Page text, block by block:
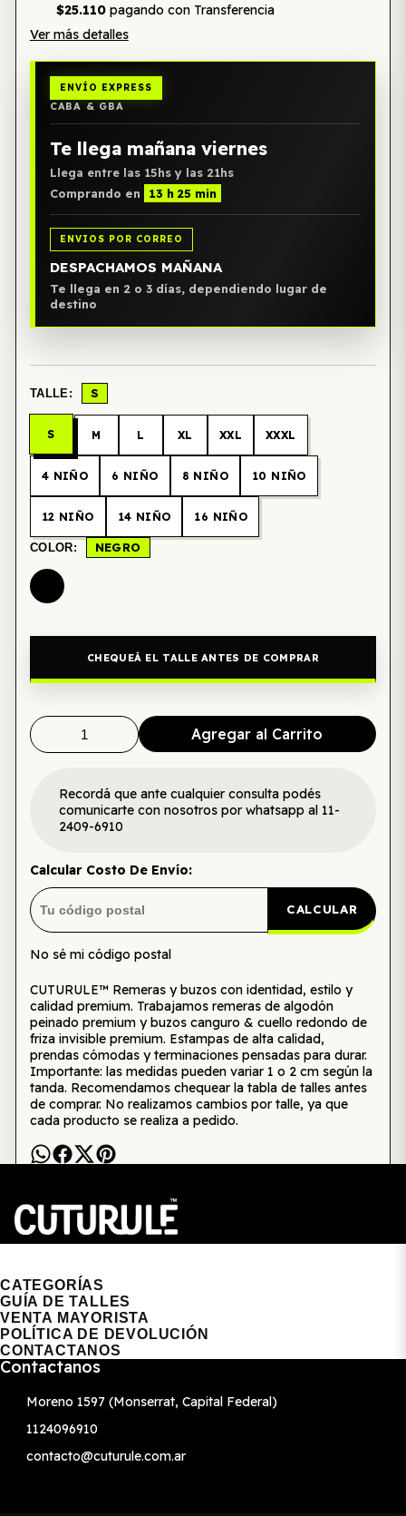
$25.110pagando con Transferencia
Ver más detalles
ENVÍO EXPRESS
CABA & GBA
Te llega mañana viernes
Llega entre las 15hs y las 21hs
Comprando en
13 h 25 min
ENVIOS POR CORREO
DESPACHAMOS MAÑANA
Te llega en 2 o 3 días, dependiendo lugar de
destino
TALLE: S
S M L XL XXL XXXL
4 NIÑO 6 NIÑO 8 NIÑO 10 NIÑO
12 NIÑO 14 NIÑO 16 NIÑO
COLOR: NEGRO
CHEQUEÁ EL TALLE ANTES DE COMPRAR
Agregar al Carrito
Recordá que ante cualquier consulta podés
comunicarte con nosotros por whatsapp al 11-
2409-6910
Calcular Costo De Envío:
CALCULAR
No sé mi código postal
CUTURULE™ Remeras y buzos con identidad, estilo y
calidad premium. Trabajamos remeras de algodón
peinado premium y buzos canguro & cuello redondo de
friza invisible premium. Estampas de alta calidad,
prendas cómodas y terminaciones pensadas para durar.
Importante: las medidas pueden variar 1 o 2 cm según la
tanda. Recomendamos chequear la tabla de talles antes
de comprar. No realizamos cambios por talle, ya que
cada producto se realiza a pedido.
CATEGORÍAS
GUÍA DE TALLES
VENTA MAYORISTA
POLÍTICA DE DEVOLUCIÓN
CONTACTANOS
Contactanos
Moreno 1597 (Monserrat, Capital Federal)
1124096910
contacto@cuturule.com.ar